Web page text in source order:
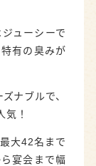
ューシーで
有の臭みが
ナブルで、
気！
大42名まで
宴会まで幅